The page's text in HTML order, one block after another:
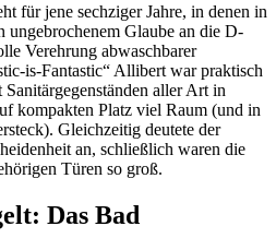
für jene sechziger Jahre, in denen in
ungebrochenem Glaube an die D-
Verehrung abwaschbarer
is-Fantastic“ Allibert war praktisch
aller Art in
kompakten Platz viel Raum (und in
Gleichzeitig deutete der
an, schließlich waren die
Türen so groß.
Das Bad